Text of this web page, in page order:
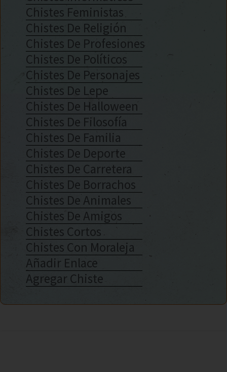
Chistes Feministas
Chistes De Religión
Chistes De Profesiones
Chistes De Políticos
Chistes De Personajes
Chistes De Lepe
Chistes De Halloween
Chistes De Filosofía
Chistes De Familia
Chistes De Deporte
Chistes De Carretera
Chistes De Borrachos
Chistes De Animales
Chistes De Amigos
Chistes Cortos
Chistes Con Moraleja
Añadir Enlace
Agregar Chiste